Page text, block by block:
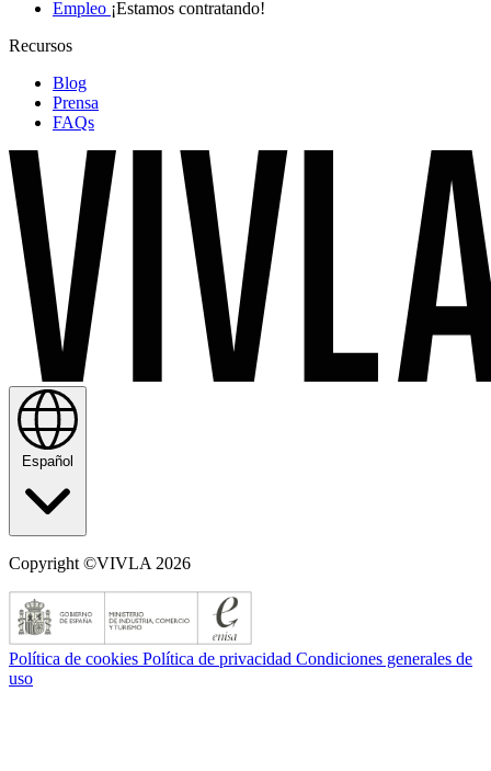
Empleo ¡Estamos contratando!
Recursos
Blog
Prensa
FAQs
Español
Copyright ©VIVLA 2026
Política de cookies Política de privacidad Condiciones generales de
uso